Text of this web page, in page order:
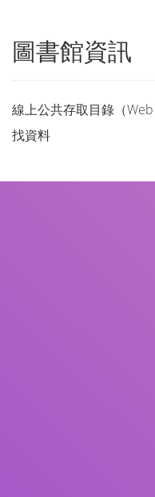
圖書館資訊
線上公共存取目錄（
找資料